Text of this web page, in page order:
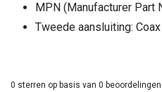
MPN (Manufacturer Part
Tweede aansluiting:
0 sterren op basis van 0 beoordelingen